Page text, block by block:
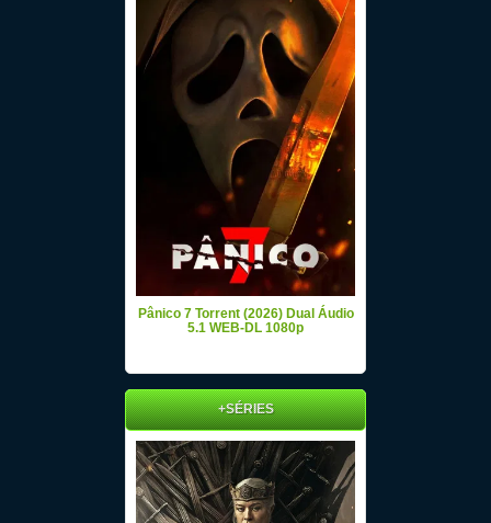
Pânico 7 Torrent (2026) Dual Áudio
5.1 WEB-DL 1080p
+SÉRIES